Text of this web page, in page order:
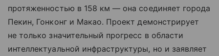
протяженностью в 158 км — она соединяет города
Пекин, Гонконг и Макао. Проект демонстрирует
не только значительный прогресс в области
интеллектуальной инфраструктуры, но и заявляет